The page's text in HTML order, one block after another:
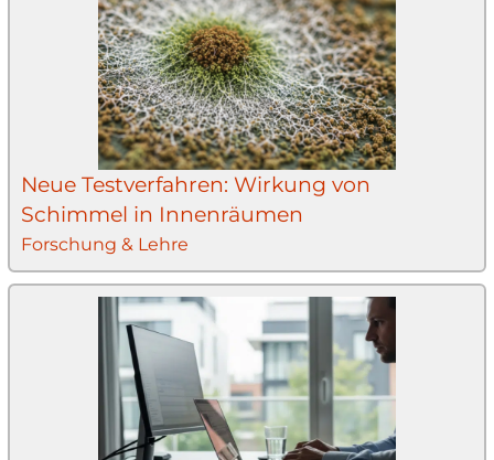
Neue Testverfahren: Wirkung von
Schimmel in Innenräumen
Forschung & Lehre